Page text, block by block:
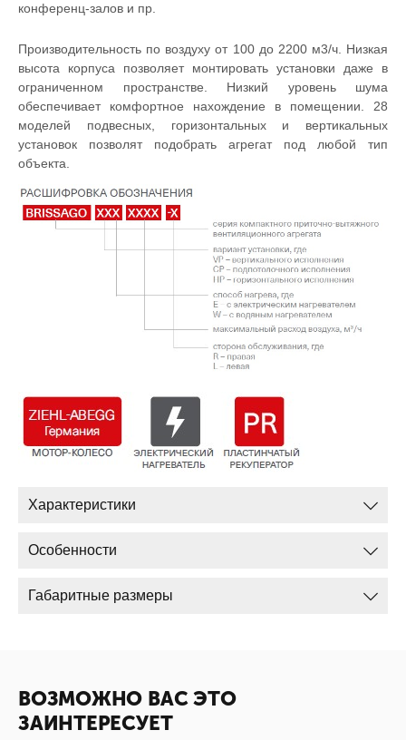
конференц-залов и пр.
Производительность по воздуху от 100 до 2200 м3/ч. Низкая
высота корпуса позволяет монтировать установки даже в
ограниченном пространстве. Низкий уровень шума
обеспечивает комфортное нахождение в помещении. 28
моделей подвесных, горизонтальных и вертикальных
установок позволят подобрать агрегат под любой тип
объекта.
Характеристики
Особенности
Габаритные размеры
ВОЗМОЖНО ВАС ЭТО
ЗАИНТЕРЕСУЕТ